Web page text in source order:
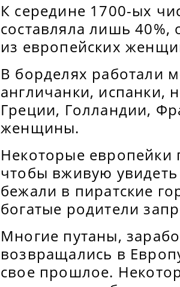
К середине 1700-ых
составляла лишь 40%,
из европейских
В борделях работали
англичанки, испанки,
Греции, Голландии,
женщины.
Некоторые европейки
чтобы вживую
бежали в пиратские
богатые родители
Многие путаны,
возвращались в
свое прошлое.